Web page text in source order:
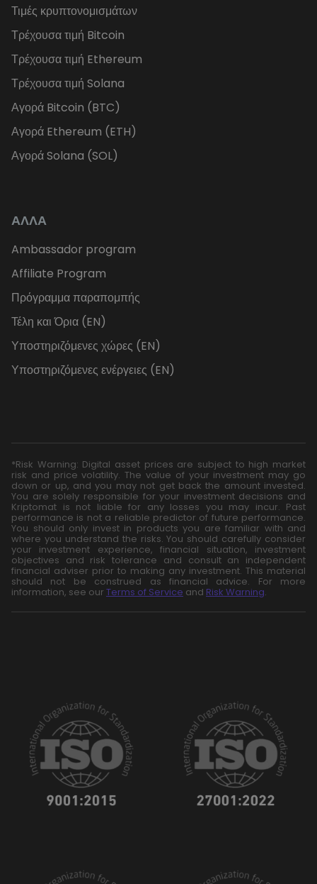
Τιμές κρυπτονομισμάτων
Τρέχουσα τιμή Bitcoin
Τρέχουσα τιμή Ethereum
Τρέχουσα τιμή Solana
Αγορά Bitcoin (BTC)
Αγορά Ethereum (ETH)
Αγορά Solana (SOL)
ΑΛΛΑ
Ambassador program
Affiliate Program
Πρόγραμμα παραπομπής
Τέλη και Όρια (EN)
Υποστηριζόμενες χώρες (EN)
Υποστηριζόμενες ενέργειες (EN)
*Risk Warning: Digital asset prices are subject to high market
risk and price volatility. The value of your investment may go
down or up, and you may not get back the amount invested.
You are solely responsible for your investment decisions and
Kriptomat is not liable for any losses you may incur. Past
performance is not a reliable predictor of future performance.
You should only invest in products you are familiar with and
where you understand the risks. You should carefully consider
your investment experience, financial situation, investment
objectives and risk tolerance and consult an independent
financial adviser prior to making any investment. This material
should not be construed as financial advice. For more
information, see our Terms of Service and Risk Warning.